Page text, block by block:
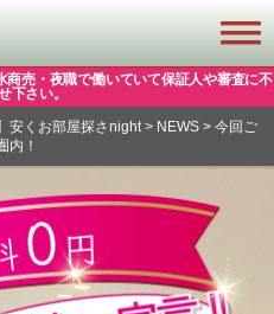
商売・夜職で働いていて保証人や審査に不
下さい。
安くお部屋探さnight> NEWS> 今回ご
内！